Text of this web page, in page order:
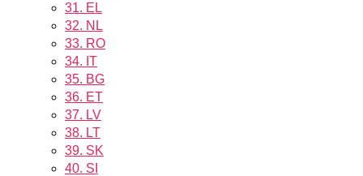
31. EL
32. NL
33. RO
34. IT
35. BG
36. ET
37. LV
38. LT
39. SK
40. SI